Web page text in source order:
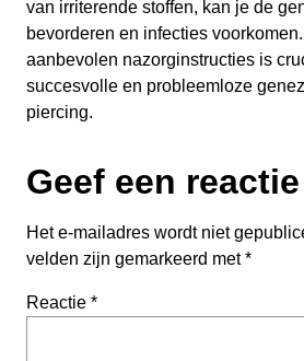
van irriterende stoffen, kan je de
bevorderen en infecties
aanbevolen nazorginstructies is
succesvolle en probleemloze
piercing.
Geef een reactie
Het e-mailadres wordt niet
velden zijn gemarkeerd met*
Reactie *